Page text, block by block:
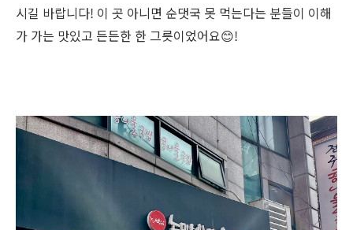
시길 바랍니다! 이 곳 아니면 순댓국 못 먹는다는 분들이 이해
가 가는 맛있고 든든한 한 그릇이었어요😊!